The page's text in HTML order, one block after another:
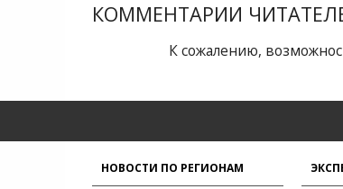
КОММЕНТАРИИ
К сожалению,
НОВОСТИ ПО РЕГИОНАМ